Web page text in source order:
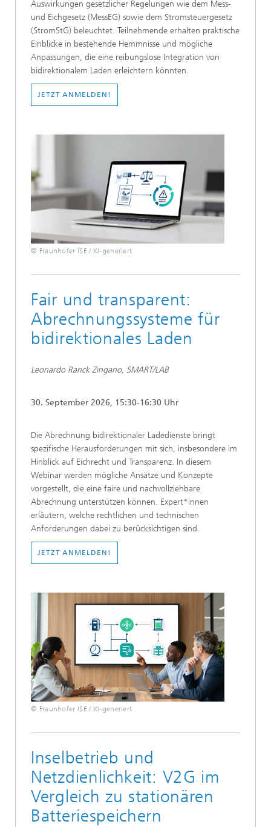
Auswirkungen gesetzlicher Regelungen wie dem Mess-
und Eichgesetz (MessEG) sowie dem Stromsteuergesetz
(StromStG) beleuchtet. Teilnehmende erhalten praktische
Einblicke in bestehende Hemmnisse und mögliche
Anpassungen, die eine reibungslose Integration von
bidirektionalem Laden erleichtern könnten.
JETZT ANMELDEN!
© Fraunhofer ISE / KI-generiert
Fair und transparent:
Abrechnungssysteme für
bidirektionales Laden
Leonardo Ranck Zingano, SMART/LAB
30. September 2026, 15:30-16:30 Uhr
Die Abrechnung bidirektionaler Ladedienste bringt
spezifische Herausforderungen mit sich, insbesondere im
Hinblick auf Eichrecht und Transparenz. In diesem
Webinar werden mögliche Ansätze und Konzepte
vorgestellt, die eine faire und nachvollziehbare
Abrechnung unterstützen können. Expert*innen
erläutern, welche rechtlichen und technischen
Anforderungen dabei zu berücksichtigen sind.
JETZT ANMELDEN!
© Fraunhofer ISE / KI-generiert
Inselbetrieb und
Netzdienlichkeit: V2G im
Vergleich zu stationären
Batteriespeichern